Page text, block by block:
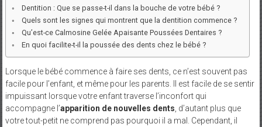
Dentition : Que se passe-t-il dans la bouche de votre bébé ?
Quels sont les signes qui montrent que la dentition commence ?
Qu’est-ce Calmosine Gelée Apaisante Poussées Dentaires ?
En quoi facilite-t-il la poussée des dents chez le bébé ?
Lorsque le bébé commence à faire ses dents, ce n’est souvent pas
facile pour l’enfant, et même pour les parents. Il est facile de se sentir
impuissant lorsque votre enfant traverse l’inconfort qui
accompagne l’apparition de nouvelles dents , d’autant plus que
votre tout-petit ne comprend pas pourquoi il a mal. Cependant, il